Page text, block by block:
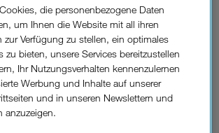
mit Samsung-
So geht’s.
die personenbezogene Daten
um Ihnen die Website mit all ihren
zur Verfügung zu stellen, ein optimales
zu bieten, unsere Services bereitzustellen
Ihr Nutzungsverhalten kennenzulernen
Werbung und Inhalte auf unserer
und in unseren Newslettern und
anzuzeigen.